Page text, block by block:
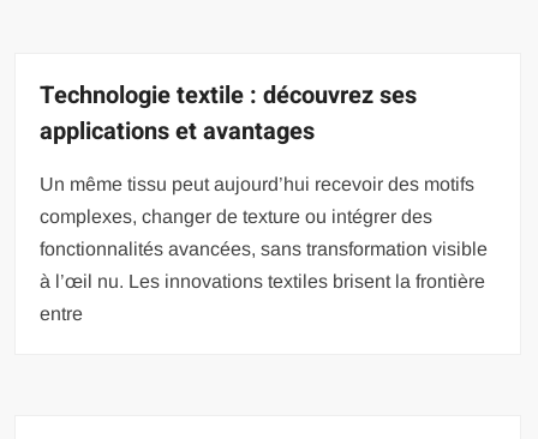
Technologie textile : découvrez ses
applications et avantages
Un même tissu peut aujourd’hui recevoir des motifs
complexes, changer de texture ou intégrer des
fonctionnalités avancées, sans transformation visible
à l’œil nu. Les innovations textiles brisent la frontière
entre